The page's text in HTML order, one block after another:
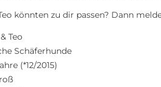
könnten zu dir passen? Dann
Teo
Schäferhunde
(*12/2015)